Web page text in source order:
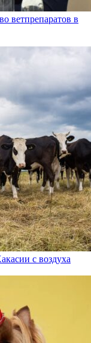
ветпрепаратов в
с воздуха